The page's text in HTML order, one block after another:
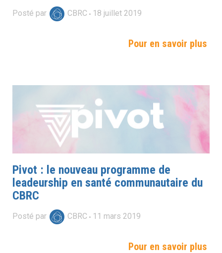
Posté par CBRC 18 juillet 2019
Pour en savoir plus
Pivot : le nouveau programme de
leadeurship en santé communautaire du
CBRC
Posté par CBRC 11 mars 2019
Pour en savoir plus